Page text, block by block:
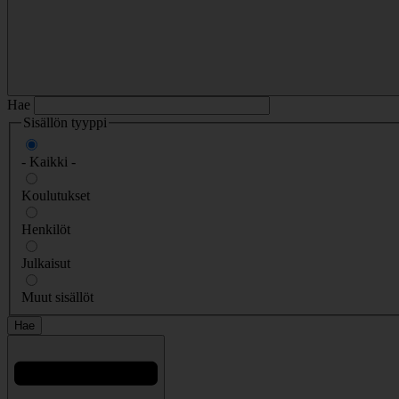
Hae
Sisällön tyyppi
- Kaikki -
Koulutukset
Henkilöt
Julkaisut
Muut sisällöt